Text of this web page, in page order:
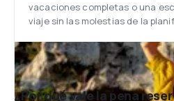
vacaciones completas o una
viaje sin las molestias de la
¿Por qué vale la pena